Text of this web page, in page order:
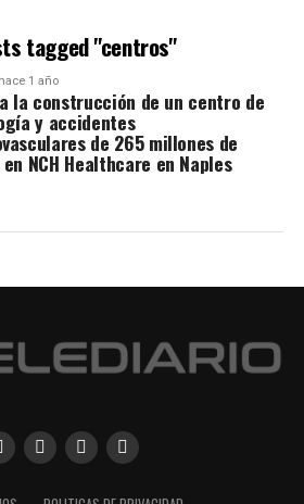
tagged "centros"
hace 1 año
la construcción de un centro de
y accidentes
de 265 millones de
NCH Healthcare en Naples